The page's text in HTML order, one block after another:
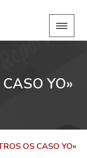
YO»
OS CASO YO»